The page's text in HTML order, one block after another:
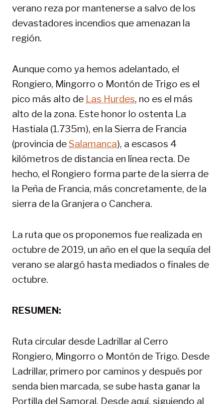
verano reza por mantenerse a salvo de los
devastadores incendios que amenazan la
región.
Aunque como ya hemos adelantado, el
Rongiero, Mingorro o Montón de Trigo es el
pico más alto de Las Hurdes, no es el más
alto de la zona. Este honor lo ostenta La
Hastiala (1.735m), en la Sierra de Francia
(provincia deSalamanca), a escasos 4
kilómetros de distancia en línea recta. De
hecho, el Rongiero forma parte de la sierra de
la Peña de Francia, más concretamente, de la
sierra de la Granjera o Canchera.
La ruta que os proponemos fue realizada en
octubre de 2019, un año en el que la sequía del
verano se alargó hasta mediados o finales de
octubre.
RESUMEN:
Ruta circular desde Ladrillar al Cerro
Rongiero, Mingorro o Montón de Trigo. Desde
Ladrillar, primero por caminos y después por
senda bien marcada, se sube hasta ganar la
Portilla del Samoral. Desde aquí, siguiendo al